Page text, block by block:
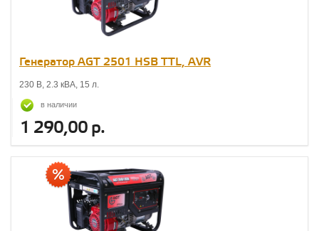
Генератор AGT 2501 НSB TTL, AVR
230 В, 2.3 кВА, 15 л.
в наличии
1 290,00 р.